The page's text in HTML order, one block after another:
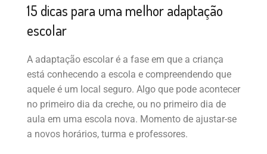
15 dicas para uma melhor adaptação
escolar
A adaptação escolar é a fase em que a criança
está conhecendo a escola e compreendendo que
aquele é um local seguro. Algo que pode acontecer
no primeiro dia da creche, ou no primeiro dia de
aula em uma escola nova. Momento de ajustar-se
a novos horários, turma e professores.